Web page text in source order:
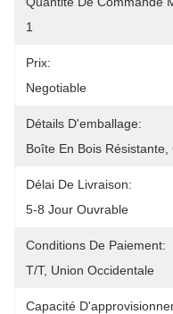
1
Prix:
Negotiable
Détails D'emballage:
Boîte En Bois
Délai De Livraison:
5-8 Jour Ouvrable
Conditions De Paiement:
T/T, Union Occidentale
Capacité